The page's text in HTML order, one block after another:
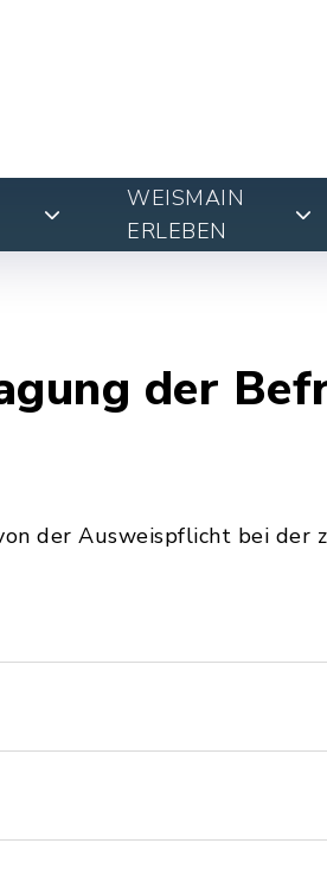
WEISMAIN
ERLEBEN
der
der Ausweispflicht bei der